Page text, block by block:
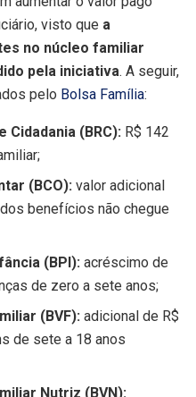
visto que a
no núcleo familiar
pela iniciativa. A seguir,
pelo Bolsa Família:
Cidadania (BRC): R$ 142
(BCO): valor adicional
benefícios não chegue
(BPI): acréscimo de
de zero a sete anos;
(BVF): adicional de R$
de sete a 18 anos
Nutriz (BVN):